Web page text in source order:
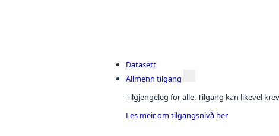
Datasett
Allmenn tilgang
Tilgjengeleg for alle. Tilgang kan likevel
Les meir om tilgangsnivå her